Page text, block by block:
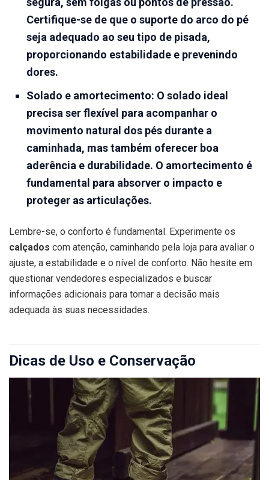
Certifique-se de que o suporte do arco do pé
seja adequado ao seu tipo de pisada,
proporcionando estabilidade e prevenindo
dores.
Solado e amortecimento: O solado ideal
precisa ser flexível para acompanhar o
movimento natural dos pés durante a
caminhada, mas também oferecer boa
aderência e durabilidade. O amortecimento é
fundamental para absorver o impacto e
proteger as articulações.
Lembre-se, o conforto é fundamental. Experimente os
calçados com atenção, caminhando pela loja para avaliar o
ajuste, a estabilidade e o nível de conforto. Não hesite em
questionar vendedores especializados e buscar
informações adicionais para tomar a decisão mais
adequada às suas necessidades.
Dicas de Uso e Conservação